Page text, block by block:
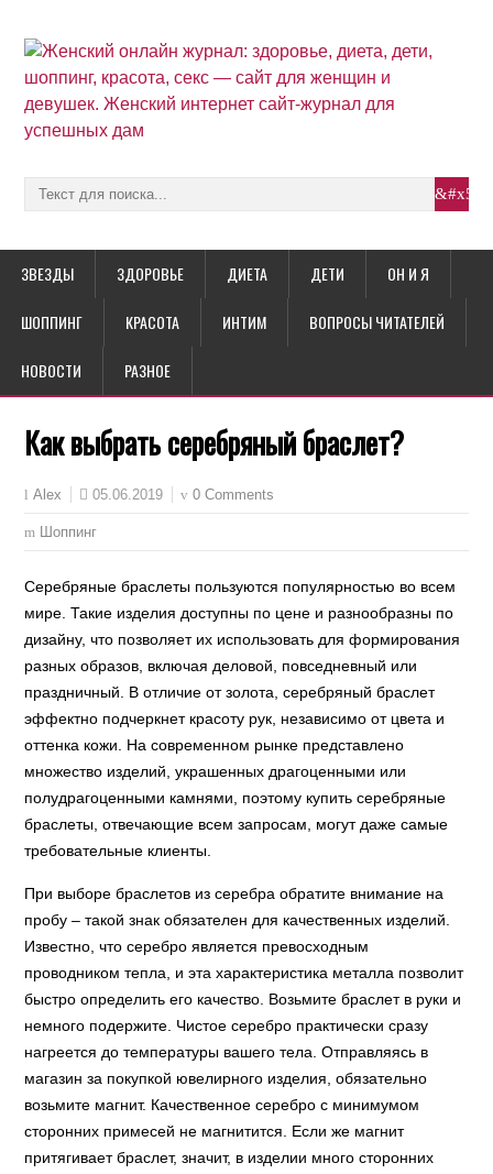
ЗВЕЗДЫ ЗДОРОВЬЕ ДИЕТА ДЕТИ ОН И Я
ШОППИНГ КРАСОТА ИНТИМ ВОПРОСЫ ЧИТАТЕЛЕЙ
НОВОСТИ РАЗНОЕ
Как выбрать серебряный браслет?
Alex 05.06.2019 0 Comments
Шоппинг
Серебряные браслеты пользуются популярностью во всем
мире. Такие изделия доступны по цене и разнообразны по
дизайну, что позволяет их использовать для формирования
разных образов, включая деловой, повседневный или
праздничный. В отличие от золота, серебряный браслет
эффектно подчеркнет красоту рук, независимо от цвета и
оттенка кожи. На современном рынке представлено
множество изделий, украшенных драгоценными или
полудрагоценными камнями, поэтому купить серебряные
браслеты, отвечающие всем запросам, могут даже самые
требовательные клиенты.
При выборе браслетов из серебра обратите внимание на
пробу – такой знак обязателен для качественных изделий.
Известно, что серебро является превосходным
проводником тепла, и эта характеристика металла позволит
быстро определить его качество. Возьмите браслет в руки и
немного подержите. Чистое серебро практически сразу
нагреется до температуры вашего тела. Отправляясь в
магазин за покупкой ювелирного изделия, обязательно
возьмите магнит. Качественное серебро с минимумом
сторонних примесей не магнитится. Если же магнит
притягивает браслет, значит, в изделии много сторонних